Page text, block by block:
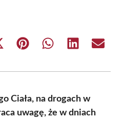
Share Share Share Share
Ciała, na drogach w
uwagę, że w dniach